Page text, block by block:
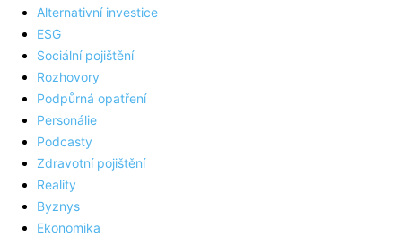
Alternativní investice
ESG
Sociální pojištění
Rozhovory
Podpůrná opatření
Personálie
Podcasty
Zdravotní pojištění
Reality
Byznys
Ekonomika